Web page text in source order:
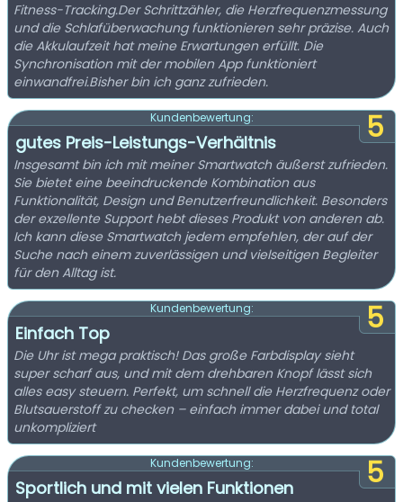
Fitness-Tracking.Der Schrittzähler, die Herzfrequenzmessung
und die Schlafüberwachung funktionieren sehr präzise. Auch
die Akkulaufzeit hat meine Erwartungen erfüllt. Die
Synchronisation mit der mobilen App funktioniert
einwandfrei.Bisher bin ich ganz zufrieden.
5
Kundenbewertung:
gutes Preis-Leistungs-Verhältnis
Insgesamt bin ich mit meiner Smartwatch äußerst zufrieden.
Sie bietet eine beeindruckende Kombination aus
Funktionalität, Design und Benutzerfreundlichkeit. Besonders
der exzellente Support hebt dieses Produkt von anderen ab.
Ich kann diese Smartwatch jedem empfehlen, der auf der
Suche nach einem zuverlässigen und vielseitigen Begleiter
für den Alltag ist.
5
Kundenbewertung:
Einfach Top
Die Uhr ist mega praktisch! Das große Farbdisplay sieht
super scharf aus, und mit dem drehbaren Knopf lässt sich
alles easy steuern. Perfekt, um schnell die Herzfrequenz oder
Blutsauerstoff zu checken – einfach immer dabei und total
unkompliziert
5
Kundenbewertung:
Sportlich und mit vielen Funktionen